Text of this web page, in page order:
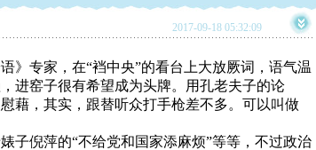
2017-09-18 05:32:09
》专家，在“裆中央”的看台上大放厥词，语气温
进窑子很有希望成为头牌。用孔老夫子的论
藉，其实，跟替听众打手枪差不多。可以叫做
子倪萍的“不给党和国家添麻烦”等等，不过政治